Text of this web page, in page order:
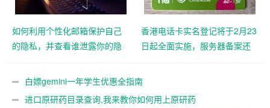
如何利用个性化邮箱保护自己
的隐私，并查看谁泄露你的隐
香港电话卡实名登记将于2月23
日起全面实施，服务器备案还
白嫖gemini一年学生优惠全指南
进口原研药目录查询,我来教你如何用上原研药